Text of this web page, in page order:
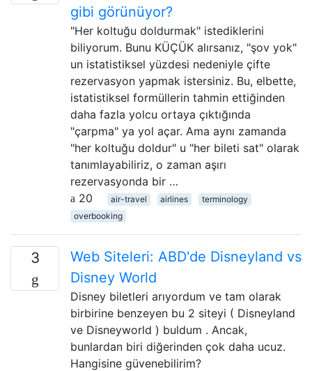
gibi görünüyor?
"Her koltuğu doldurmak" istediklerini
biliyorum. Bunu KÜÇÜK alırsanız, "şov yok"
un istatistiksel yüzdesi nedeniyle çifte
rezervasyon yapmak istersiniz. Bu, elbette,
istatistiksel formüllerin tahmin ettiğinden
daha fazla yolcu ortaya çıktığında
"çarpma" ya yol açar. Ama aynı zamanda
"her koltuğu doldur" u "her bileti sat" olarak
tanımlayabiliriz, o zaman aşırı
rezervasyonda bir …
20
air-travel airlines
terminology
overbooking
3
Web Siteleri: ABD'de Disneyland vs
Disney World
Disney biletleri arıyordum ve tam olarak
birbirine benzeyen bu 2 siteyi ( Disneyland
ve Disneyworld ) buldum . Ancak,
bunlardan biri diğerinden çok daha ucuz.
Hangisine güvenebilirim?